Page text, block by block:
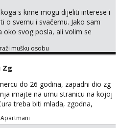
dopisivanja, putovanja ili
Što nudim: - atraktivno i
s kime mogu dijeliti interese i
o svemu i svačemu. Jako sam
oko svog posla, ali volim se
nekoga pa da se nemoram
me tamo, cekam te!
mušku osobu
Zg
do 26 godina, zapadni dio zg
imajte na umu stranicu na kojoj
treba biti mlada, zgodna,
poroka.
Apartmani